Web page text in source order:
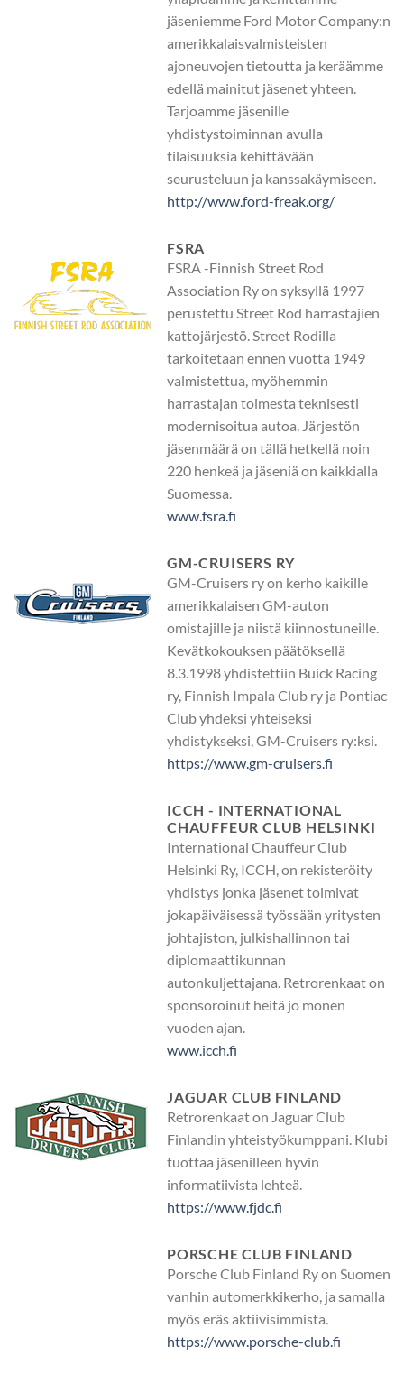
jäseniemme Ford Motor Company:n
amerikkalaisvalmisteisten
ajoneuvojen tietoutta ja keräämme
edellä mainitut jäsenet yhteen.
Tarjoamme jäsenille
yhdistystoiminnan avulla
tilaisuuksia kehittävään
seurusteluun ja kanssakäymiseen.
http://www.ford-freak.org/
FSRA
FSRA -Finnish Street Rod
Association Ry on syksyllä 1997
perustettu Street Rod harrastajien
kattojärjestö. Street Rodilla
tarkoitetaan ennen vuotta 1949
valmistettua, myöhemmin
harrastajan toimesta teknisesti
modernisoitua autoa. Järjestön
jäsenmäärä on tällä hetkellä noin
220 henkeä ja jäseniä on kaikkialla
Suomessa.
www.fsra.fi
GM-CRUISERS RY
GM-Cruisers ry on kerho kaikille
amerikkalaisen GM-auton
omistajille ja niistä kiinnostuneille.
Kevätkokouksen päätöksellä
8.3.1998 yhdistettiin Buick Racing
ry, Finnish Impala Club ry ja Pontiac
Club yhdeksi yhteiseksi
yhdistykseksi, GM-Cruisers ry:ksi.
https://www.gm-cruisers.fi
ICCH - INTERNATIONAL
CHAUFFEUR CLUB HELSINKI
International Chauffeur Club
Helsinki Ry, ICCH, on rekisteröity
yhdistys jonka jäsenet toimivat
jokapäiväisessä työssään yritysten
johtajiston, julkishallinnon tai
diplomaattikunnan
autonkuljettajana. Retrorenkaat on
sponsoroinut heitä jo monen
vuoden ajan.
www.icch.fi
JAGUAR CLUB FINLAND
Retrorenkaat on Jaguar Club
Finlandin yhteistyökumppani. Klubi
tuottaa jäsenilleen hyvin
informatiivista lehteä.
https://www.fjdc.fi
PORSCHE CLUB FINLAND
Porsche Club Finland Ry on Suomen
vanhin automerkkikerho, ja samalla
myös eräs aktiivisimmista.
https://www.porsche-club.fi